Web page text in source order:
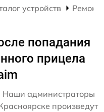
устройств Ремонт
попадания
прицела
Наши администраторы
произведут